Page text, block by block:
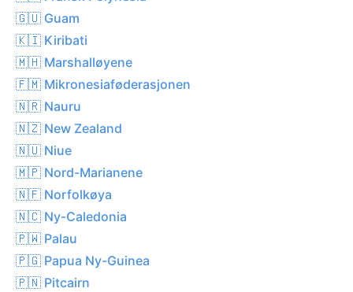
🇬🇺 Guam
🇰🇮 Kiribati
🇲🇭 Marshalløyene
🇫🇲 Mikronesiaføderasjonen
🇳🇷 Nauru
🇳🇿 New Zealand
🇳🇺 Niue
🇲🇵 Nord-Marianene
🇳🇫 Norfolkøya
🇳🇨 Ny-Caledonia
🇵🇼 Palau
🇵🇬 Papua Ny-Guinea
🇵🇳 Pitcairn